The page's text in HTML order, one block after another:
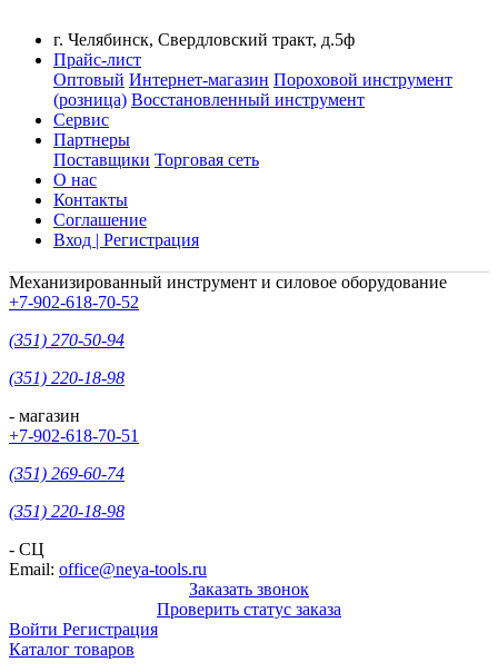
г. Челябинск, Свердловский тракт, д.5ф
Прайс-лист
Оптовый Интернет-магазин Пороховой инструмент
(розница) Восстановленный инструмент
Сервис
Партнеры
Поставщики Торговая сеть
О нас
Контакты
Соглашение
Вход | Регистрация
Механизированный инструмент и силовое оборудование
+7-902-618-70-52
(351) 270-50-94
(351) 220-18-98
- магазин
+7-902-618-70-51
(351) 269-60-74
(351) 220-18-98
- СЦ
Email: office@neya-tools.ru
Заказать звонок
Проверить статус заказа
Войти Регистрация
Каталог товаров